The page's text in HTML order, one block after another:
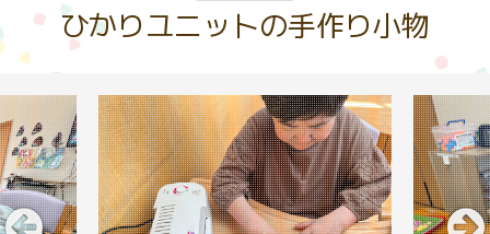
ひかりユニットの手作り小物